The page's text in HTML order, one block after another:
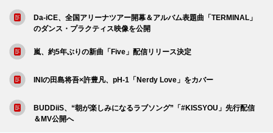
Da-iCE、全国アリーナツアー開幕＆アルバム表題曲「TERMINAL」
のダンス・プラクティス映像を公開
嵐、約5年ぶりの新曲「Five」配信リリース決定
INIの田島将吾×許豊凡、pH-1「Nerdy Love」をカバー
BUDDiiS、“朝が楽しみになるラブソング”「#KISSYOU」先行配信
＆MV公開へ